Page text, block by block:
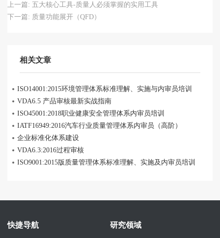
上一篇: ​五大核心工具-质量人必须掌握的实用工具
下一篇: 质量功能展开（QFD）
相关文章
ISO14001:2015环境管理体系标准理解、实施与内审员培训
VDA6.5 产品审核最新实战指南
ISO45001:2018职业健康安全管理体系内审员培训
IATF16949:2016汽车行业质量管理体系内审员（高阶）
企业标准化体系建设
VDA6.3:2016过程审核
ISO9001:2015版质量管理体系标准理解、实施及内审员培训
快捷导航 研究领域